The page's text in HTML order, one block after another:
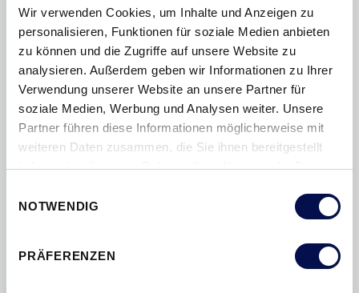
Wir verwenden Cookies, um Inhalte und Anzeigen zu
personalisieren, Funktionen für soziale Medien anbieten
zu können und die Zugriffe auf unsere Website zu
analysieren. Außerdem geben wir Informationen zu Ihrer
Verwendung unserer Website an unsere Partner für
soziale Medien, Werbung und Analysen weiter. Unsere
Partner führen diese Informationen möglicherweise mit
weiteren Daten zusammen, die Sie ihnen bereitgestellt
haben oder die sie im Rahmen Ihrer Nutzung der Dienste
NOTWENDIG
PRÄFERENZEN
PROFIL 564_M